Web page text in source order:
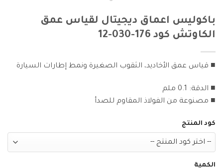
باكوليس اعماق ديجيتال لقياس عمق
الكاوتش كود 176-030-12
■ قياس عمق الأخاديد، الثقوب الصغيرة ونمط إطارات السيارة
■ الدقة: 0.1 ملم
■ مصنوعة من الفولاذ المقاوم للصدأ
كود المنتج
الكمية